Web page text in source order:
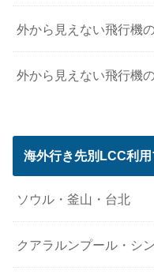
外から見えない飛行機
外から見えない飛行機
海外行き先別LCC利
ソウル・釜山・台北
クアラルンプール・シ